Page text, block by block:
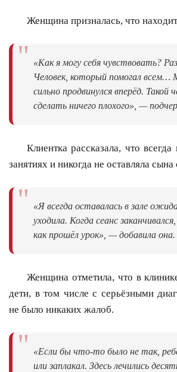
Женщина призналась, что
"
«Как я могу себя чувствовать?
Человек, который помогал всем…
сильно продвинулся вперёд. Такой
сделать ничего плохого», —
Клиентка рассказала, что всегда
занятиях и никогда не оставляла сына
"
«Я всегда оставалась в зале
уходила. Когда сеанс
как прошёл урок», — добавила она.
Женщина отметила, что в
дети, в том числе с серьёзными
не было никаких жалоб.
"
«Если бы что-то было не так,
или заплакал. Здесь лечились